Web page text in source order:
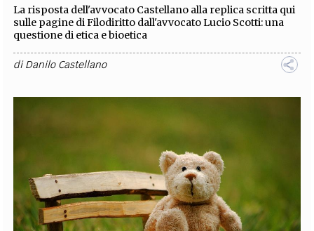
La risposta dell'avvocato Castellano alla replica scritta qui
sulle pagine di Filodiritto dall'avvocato Lucio Scotti: una
questione di etica e bioetica
diDanilo Castellano